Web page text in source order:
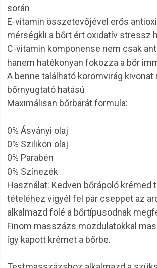
során
E-vitamin összetevőjével erős
mérségkli a bőrt ért oxidatív stressz
C-vitamin komponense nem csak
hanem hatékonyan fokozza a bőr
A benne található körömvirág kivonat
bőrnyugtató hatású
Maximálisan bőrbarát formula:
0% Ásványi olaj
0% Szilikon olaj
0% Parabén
0% Színezék
Használat: Kedven bőrápoló krémed
tételéhez vigyél fel pár cseppet az
alkalmazd fölé a bőrtípusodnak
Finom masszázs mozdulatokkal
így kapott krémet a bőrbe.